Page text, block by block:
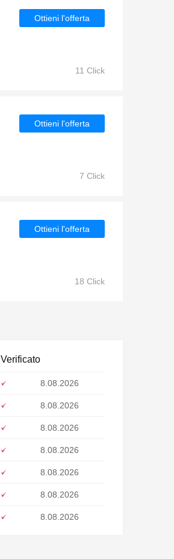
Ottieni l'offerta
11 Click
Ottieni l'offerta
7 Click
Ottieni l'offerta
18 Click
Verificato
8.08.2026
8.08.2026
8.08.2026
8.08.2026
8.08.2026
8.08.2026
8.08.2026